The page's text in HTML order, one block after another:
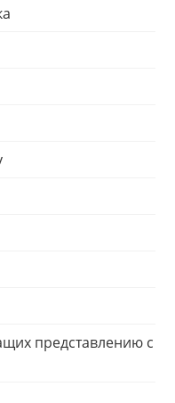
представлению с